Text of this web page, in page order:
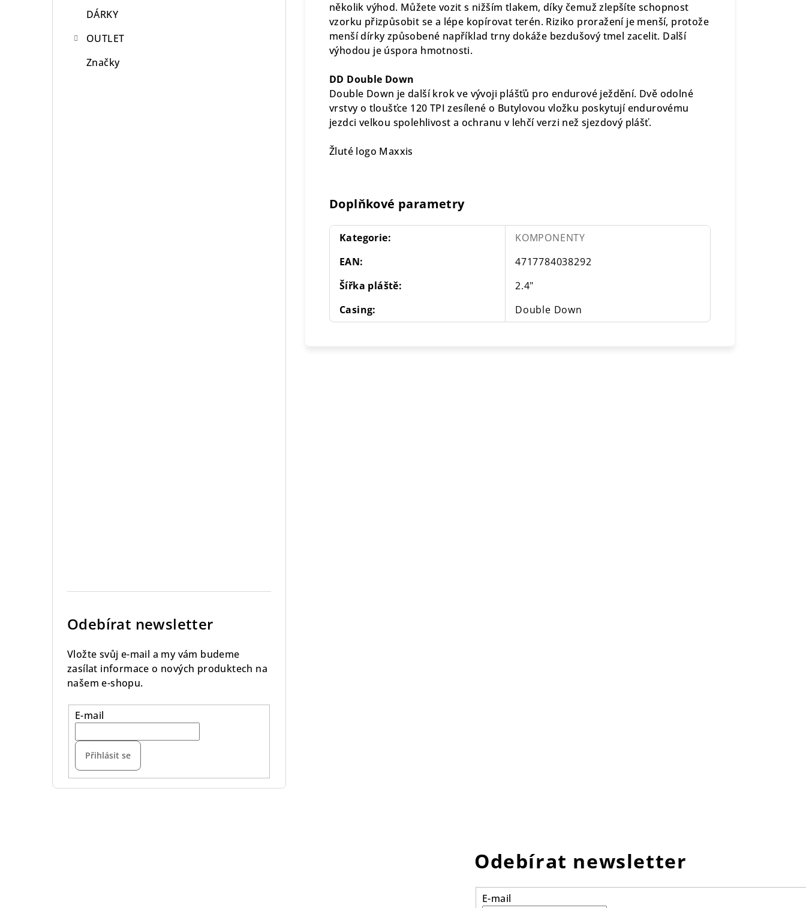
DÁRKY
OUTLET
Značky
Odebírat newsletter
Vložte svůj e-mail a my vám budeme
zasílat informace o nových produktech na
našem e-shopu.
E-mail
Přihlásit se
několik výhod. Můžete vozit s nižším tlakem, díky čemuž zlepšíte schopnost
vzorku přizpůsobit se a lépe kopírovat terén. Riziko proražení je menší, protože
menší dírky způsobené například trny dokáže bezdušový tmel zacelit. Další
výhodou je úspora hmotnosti.
DD Double Down
Double Down je další krok ve vývoji plášťů pro endurové ježdění. Dvě odolné
vrstvy o tloušťce 120 TPI zesílené o Butylovou vložku poskytují endurovému
jezdci velkou spolehlivost a ochranu v lehčí verzi než sjezdový plášť.
Žluté logo Maxxis
Doplňkové parametry
Kategorie:
KOMPONENTY
EAN:
4717784038292
Šířka pláště:
2.4"
Casing: Double Down
Odebírat newsletter
E-mail